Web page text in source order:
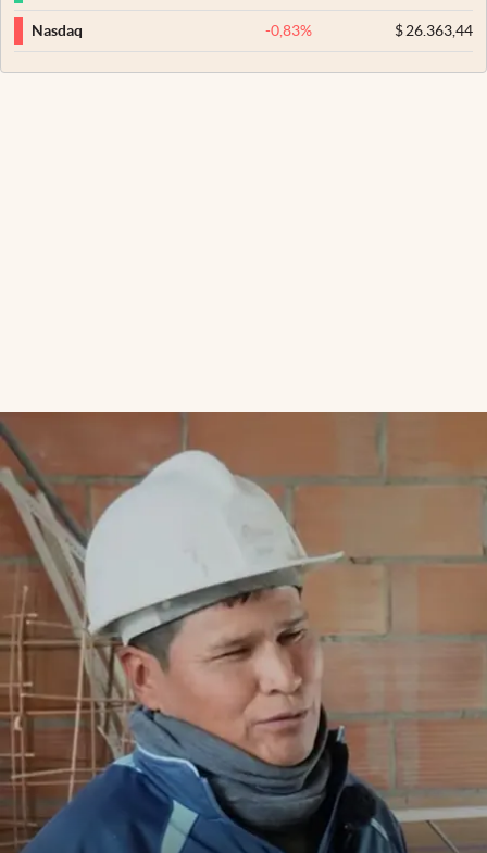
Nasdaq -0,83% $26.363,44